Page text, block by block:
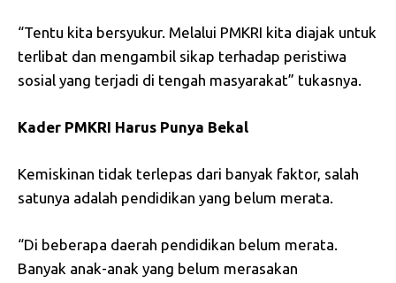
“Tentu kita bersyukur. Melalui PMKRI kita diajak untuk
terlibat dan mengambil sikap terhadap peristiwa
sosial yang terjadi di tengah masyarakat” tukasnya.
Kader PMKRI Harus Punya Bekal
Kemiskinan tidak terlepas dari banyak faktor, salah
satunya adalah pendidikan yang belum merata.
“Di beberapa daerah pendidikan belum merata.
Banyak anak-anak yang belum merasakan